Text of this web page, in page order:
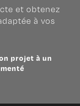
et obtenez
à vos
projet à un